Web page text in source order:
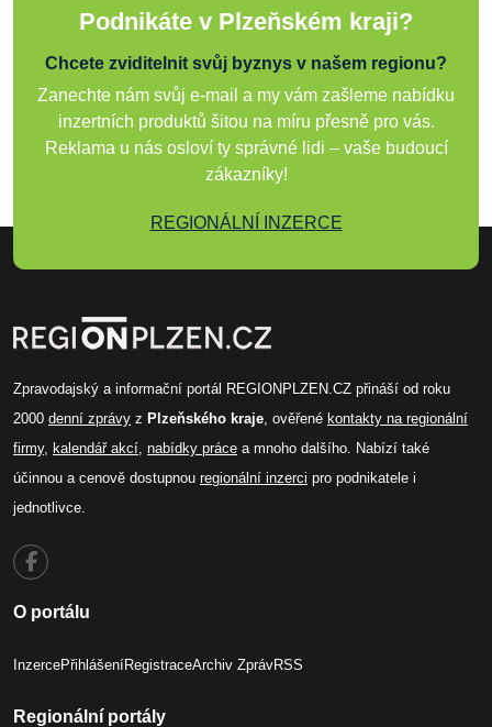
Podnikáte v Plzeňském kraji?
Chcete zviditelnit svůj byznys v našem regionu?
Zanechte nám svůj e-mail a my vám zašleme nabídku
inzertních produktů šitou na míru přesně pro vás.
Reklama u nás osloví ty správné lidi – vaše budoucí
zákazníky!
REGIONÁLNÍ INZERCE
Zpravodajský a informační portál REGIONPLZEN.CZ přináší od roku
2000 denní zprávy z Plzeňského kraje, ověřené kontakty na regionální
firmy, kalendář akcí, nabídky práce a mnoho dalšího. Nabízí také
účinnou a cenově dostupnou regionální inzerci pro podnikatele i
jednotlivce.
O portálu
InzercePřihlášeníRegistraceArchiv ZprávRSS
Regionální portály